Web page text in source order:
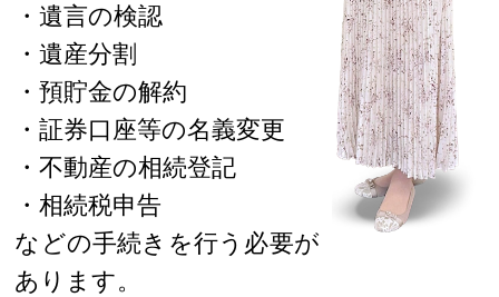
・遺言の検認
・遺産分割
・預貯金の解約
・証券口座等の名義変更
・不動産の相続登記
・相続税申告
などの手続きを行う必要が
あります。